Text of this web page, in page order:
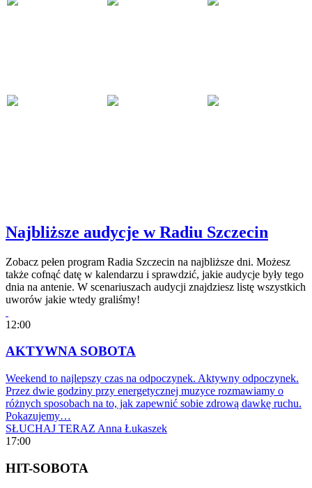
Najbliższe audycje w Radiu Szczecin
Zobacz pełen program Radia Szczecin na najbliższe dni. Możesz
także cofnąć datę w kalendarzu i sprawdzić, jakie audycje były tego
dnia na antenie. W scenariuszach audycji znajdziesz listę wszystkich
uworów jakie wtedy graliśmy!
12:00
AKTYWNA SOBOTA
Weekend to najlepszy czas na odpoczynek. Aktywny odpoczynek.
Przez dwie godziny przy energetycznej muzyce rozmawiamy o
różnych sposobach na to, jak zapewnić sobie zdrową dawkę ruchu.
Pokazujemy…
SŁUCHAJ TERAZ Anna Łukaszek
17:00
HIT-SOBOTA